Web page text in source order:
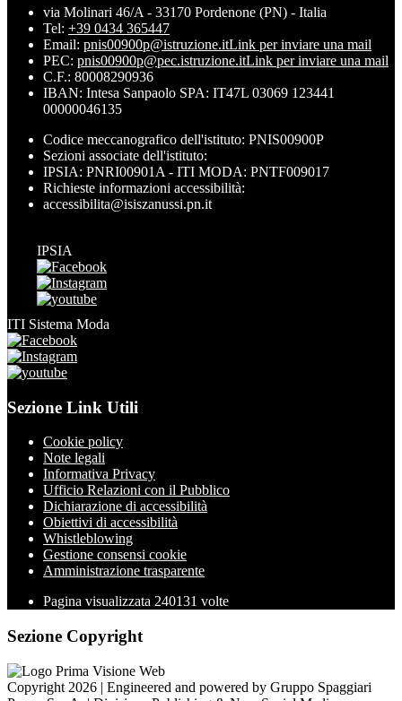
via Molinari 46/A - 33170 Pordenone (PN) - Italia
Tel: +39 0434 365447
Email: pnis00900p@istruzione.itLink per inviare una mail
PEC: pnis00900p@pec.istruzione.itLink per inviare una mail
C.F.: 80008290936
IBAN: Intesa Sanpaolo SPA: IT47L 03069 123441
00000046135
Codice meccanografico dell'istituto: PNIS00900P
Sezioni associate dell'istituto:
IPSIA: PNRI00901A - ITI MODA: PNTF009017
Richieste informazioni accessibilità:
accessibilita@isiszanussi.pn.it
IPSIA
ITI Sistema Moda
Sezione Link Utili
Cookie policy
Note legali
Informativa Privacy
Ufficio Relazioni con il Pubblico
Dichiarazione di accessibilità
Obiettivi di accessibilità
Whistleblowing
Gestione consensi cookie
Amministrazione trasparente
Pagina visualizzata 240131 volte
Sezione Copyright
Copyright 2026 | Engineered and powered by Gruppo Spaggiari